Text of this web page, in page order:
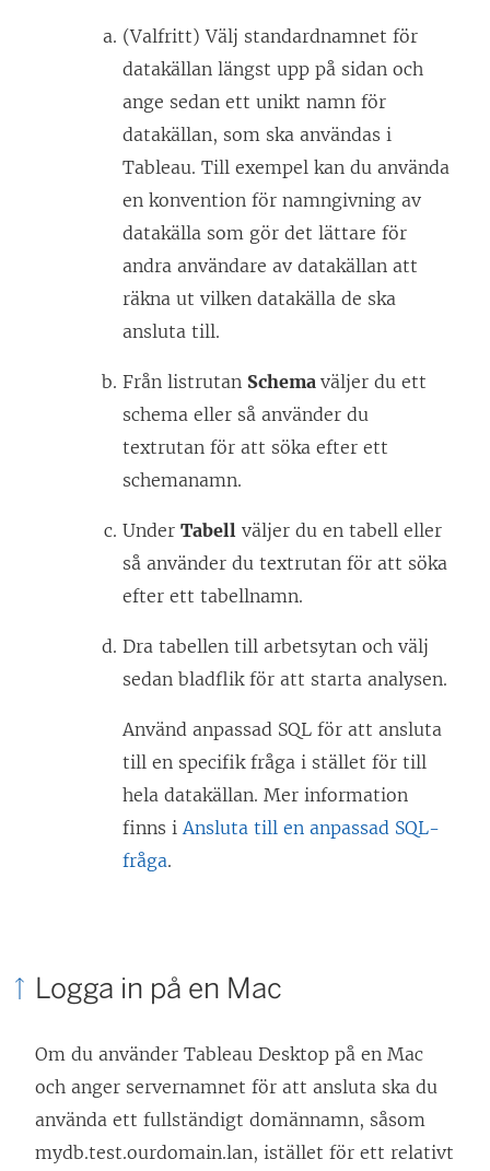
(Valfritt) Välj standardnamnet för
datakällan längst upp på sidan och
ange sedan ett unikt namn för
datakällan, som ska användas i
Tableau. Till exempel kan du använda
en konvention för namngivning av
datakälla som gör det lättare för
andra användare av datakällan att
räkna ut vilken datakälla de ska
ansluta till.
Från listrutan Schema väljer du ett
schema eller så använder du
textrutan för att söka efter ett
schemanamn.
Under Tabell väljer du en tabell eller
så använder du textrutan för att söka
efter ett tabellnamn.
Dra tabellen till arbetsytan och välj
sedan bladflik för att starta analysen.
Använd anpassad SQL för att ansluta
till en specifik fråga i stället för till
hela datakällan. Mer information
finns iAnsluta till en anpassad SQL-
fråga.
Logga in på en Mac
Om du använder Tableau Desktop på en Mac
och anger servernamnet för att ansluta ska du
använda ett fullständigt domännamn, såsom
mydb.test.ourdomain.lan, istället för ett relativt